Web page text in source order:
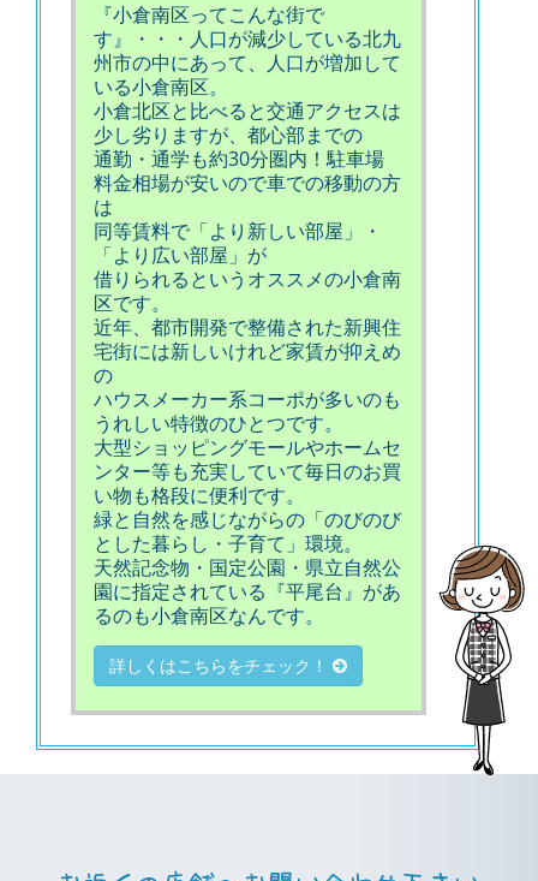
『小倉南区ってこんな街で
す』・・・人口が減少している北九
州市の中にあって、人口が増加して
いる小倉南区。
小倉北区と比べると交通アクセスは
少し劣りますが、都心部までの
通勤・通学も約30分圏内！駐車場
料金相場が安いので車での移動の方
は
同等賃料で「より新しい部屋」・
「より広い部屋」が
借りられるというオススメの小倉南
区です。
近年、都市開発で整備された新興住
宅街には新しいけれど家賃が抑えめ
の
ハウスメーカー系コーポが多いのも
うれしい特徴のひとつです。
大型ショッピングモールやホームセ
ンター等も充実していて毎日のお買
い物も格段に便利です。
緑と自然を感じながらの「のびのび
とした暮らし・子育て」環境。
天然記念物・国定公園・県立自然公
園に指定されている『平尾台』があ
るのも小倉南区なんです。
詳しくはこちらをチェック！